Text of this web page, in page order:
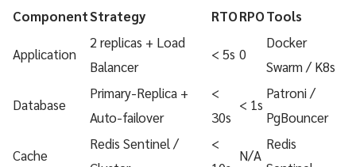
ComponentStrategy RTORPOTools
Application
2 replicas + Load
Balancer
< 5s 0
Docker
Swarm / K8s
Database
Primary-Replica +
Auto-failover
<
30s
< 1s
Patroni /
PgBouncer
Cache
Redis Sentinel /
<
N/A
Redis